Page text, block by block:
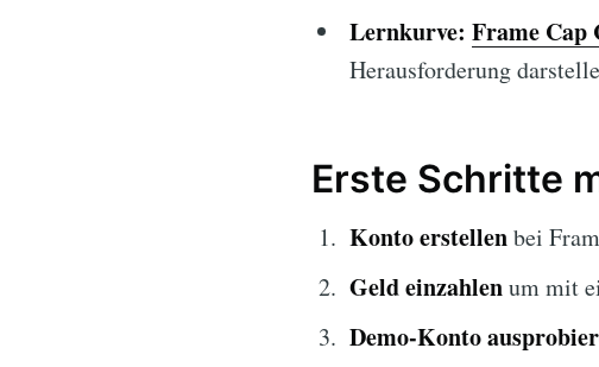
Lernkurve: Frame Cap
Herausforderung
Erste Schritte
Konto erstellenbei
Geld einzahlenum mit
Demo-Konto